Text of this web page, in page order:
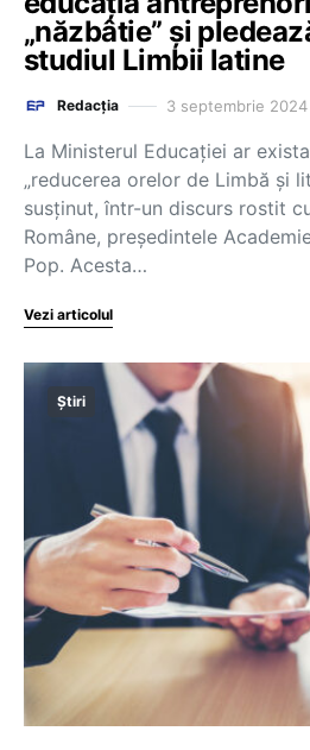
„năzbâtie” și
studiul Limbii latine
Redacția 3 septembrie 2024
La Ministerul Educației ar
„reducerea orelor de Limbă și
susținut, într-un discurs rostit
Române, președintele
Pop. Acesta…
Vezi articolul
Știri